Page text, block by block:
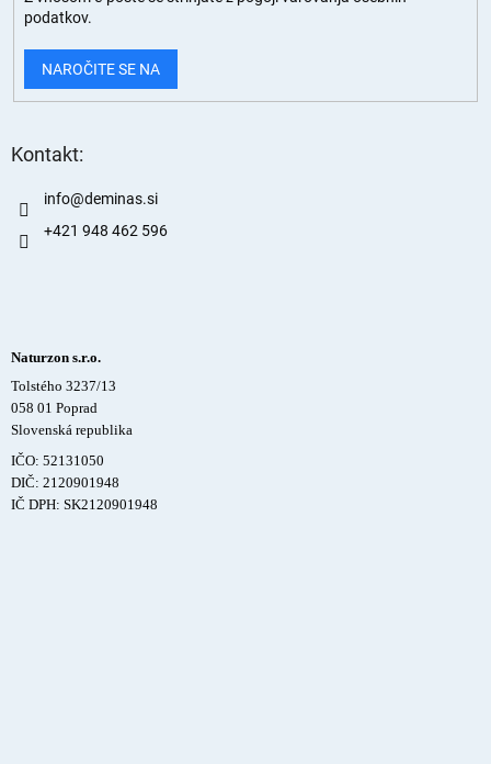
podatkov.
NAROČITE SE NA
Kontakt:
info@deminas.si
+421 948 462 596
Naturzon s.r.o.
Tolstého 3237/13
058 01 Poprad
Slovenská republika
IČO: 52131050
DIČ: 2120901948
IČ DPH: SK2120901948